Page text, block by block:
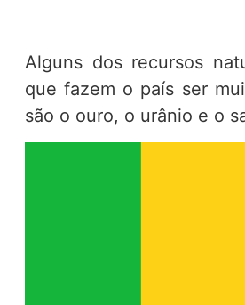
Alguns dos recursos
que fazem o país ser
são o ouro, o urânio e o